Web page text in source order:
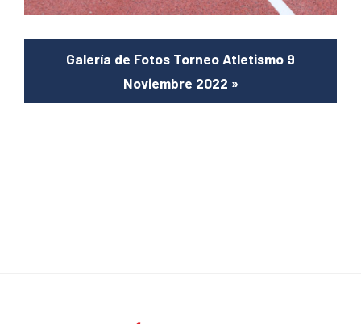
Galería de Fotos Torneo Atletismo 9
Noviembre 2022 »